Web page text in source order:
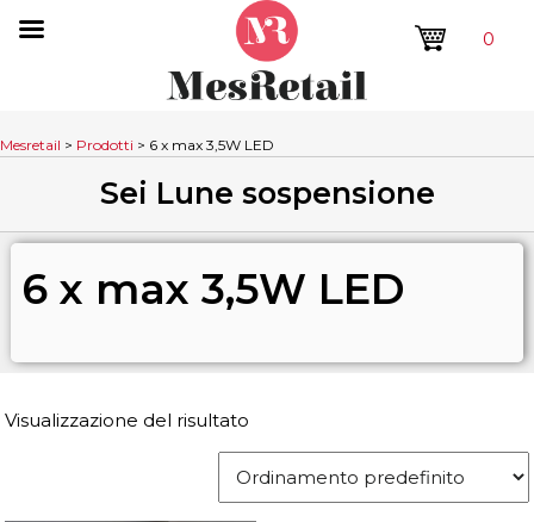
0
Mesretail > Prodotti > 6 x max 3,5W LED
Sei Lune sospensione
6 x max 3,5W LED
Visualizzazione del risultato